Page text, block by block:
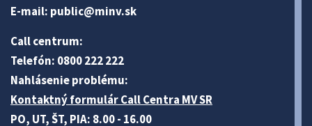
E-mail: public@minv.sk
Call centrum:
Telefón: 0800 222 222
Nahlásenie problému:
Kontaktný formulár Call Centra MV SR
PO, UT, ŠT, PIA: 8.00 - 16.00